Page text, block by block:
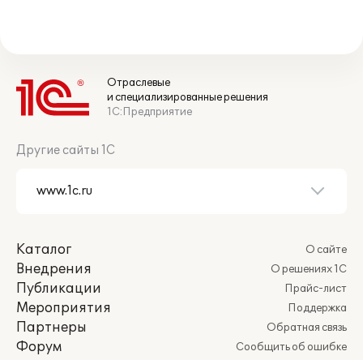
Отраслевые
и специализированные решения
1С:Предприятие
Другие сайты 1С
Каталог
Внедрения
Публикации
Мероприятия
Партнеры
Форум
О сайте
О решениях 1С
Прайс-лист
Поддержка
Обратная связь
Сообщить об ошибке